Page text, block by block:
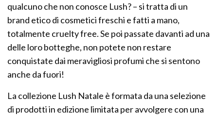
qualcuno che non conosce Lush? – si tratta di un
brand etico di cosmetici freschi e fatti a mano,
totalmente cruelty free. Se poi passate davanti ad una
delle loro botteghe, non potete non restare
conquistate dai meravigliosi profumi che si sentono
anche da fuori!
La collezione Lush Natale è formata da una selezione
di prodotti in edizione limitata per avvolgere con una